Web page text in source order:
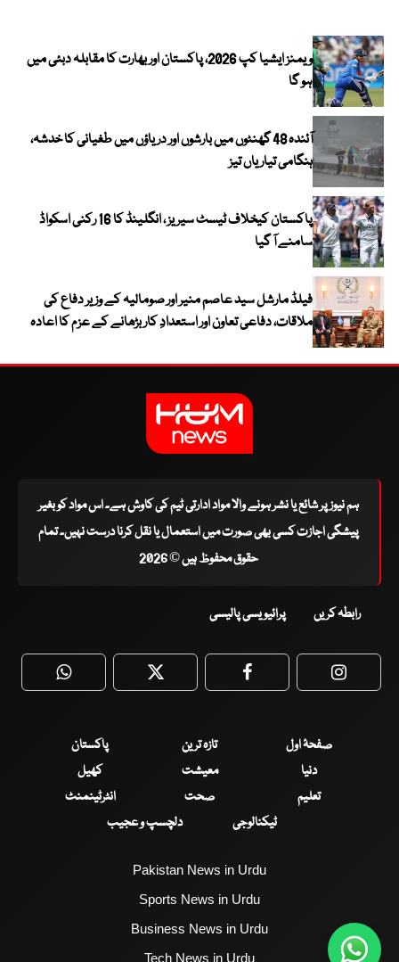
ویمنز ایشیا کپ 2026، پاکستان اور بھارت کا مقابلہ دبئی میں
ہو گا
آئندہ 48 گھنٹوں میں بارشوں اور دریاؤں میں طغیانی کا خدشہ،
ہنگامی تیاریاں تیز
پاکستان کیخلاف ٹیسٹ سیریز ، انگلینڈ کا 16 رکنی اسکواڈ
سامنے آ گیا
فیلڈ مارشل سید عاصم منیر اور صومالیہ کے وزیر دفاع کی
ملاقات، دفاعی تعاون اور استعدادِ کار بڑھانے کے عزم کا اعادہ
ہم نیوز پر شائع یا نشر ہونے والا مواد ادارتی ٹیم کی کاوش ہے۔ اس مواد کو بغیر
پیشگی اجازت کسی بھی صورت میں استعمال یا نقل کرنا درست نہیں۔ تمام
حقوق محفوظ ہیں © 2026
رابطہ کریں پرائیویسی پالیسی
WhatsApp Twitter Facebook
صفحۂ اول تازہ ترین
پاکستان
دنیا
معیشت
کھیل
تعلیم
صحت
انٹرٹینمنٹ
ٹیکنالوجی
دلچسپ و عجیب
Pakistan News in Urdu
Sports News in Urdu
Business News in Urdu
Tech News in Urdu